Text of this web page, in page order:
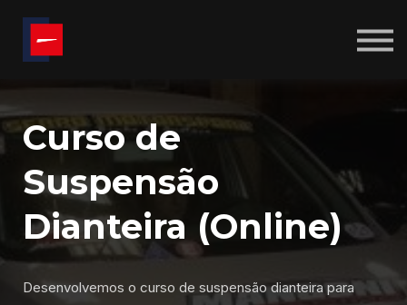
CRIAR CONTA
Curso de
Suspensão
Dianteira (Online)
Desenvolvemos o curso de suspensão dianteira para